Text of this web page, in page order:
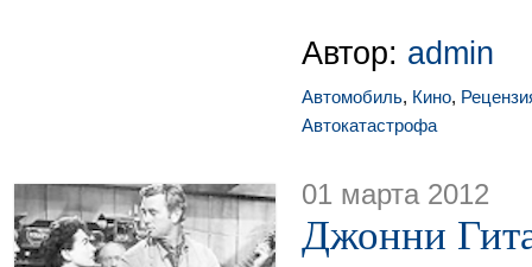
Автор: admin
Автомобиль, Кино,
Автокатастрофа
01 марта 2012
Джонни